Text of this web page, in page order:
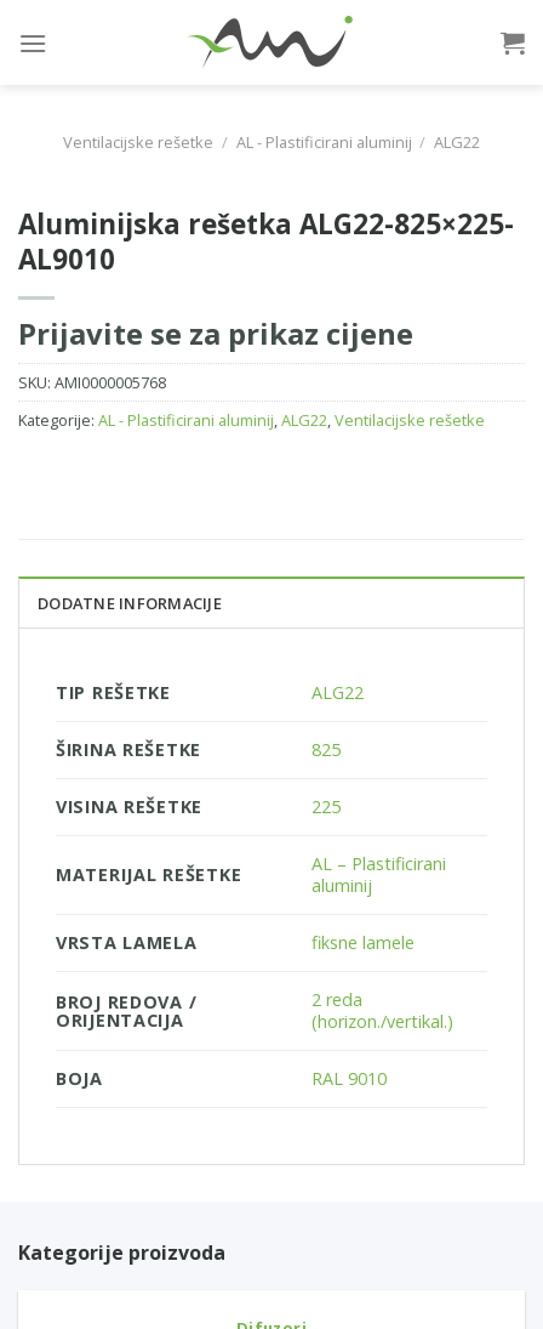
Ventilacijske rešetke / AL - Plastificirani aluminij / ALG22
Aluminijska rešetka ALG22-825×225-
AL9010
Prijavite se za prikaz cijene
SKU: AMI0000005768
Kategorije: AL - Plastificirani aluminij,ALG22,Ventilacijske rešetke
DODATNE INFORMACIJE
TIP REŠETKE ALG22
ŠIRINA REŠETKE 825
VISINA REŠETKE 225
MATERIJAL REŠETKE
AL – Plastificirani
aluminij
VRSTA LAMELA fiksne lamele
BROJ REDOVA /
ORIJENTACIJA
2 reda
(horizon./vertikal.)
BOJA RAL 9010
Kategorije proizvoda